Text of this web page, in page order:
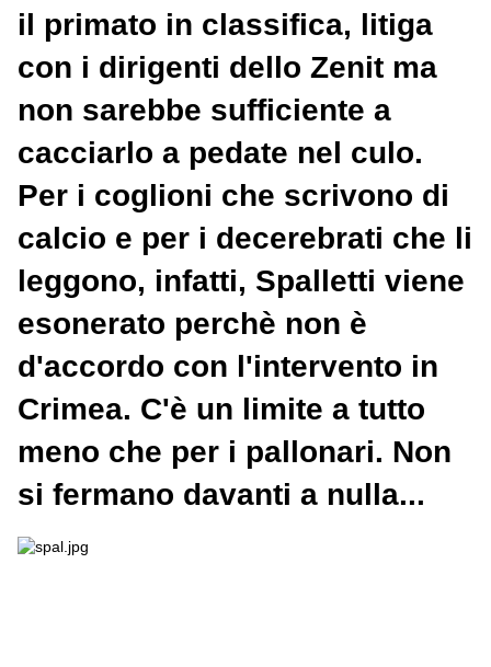
il primato in classifica, litiga
con i dirigenti dello Zenit ma
non sarebbe sufficiente a
cacciarlo a pedate nel culo.
Per i coglioni che scrivono di
calcio e per i decerebrati che li
leggono, infatti, Spalletti viene
esonerato perchè non è
d'accordo con l'intervento in
Crimea. C'è un limite a tutto
meno che per i pallonari. Non
si fermano davanti a nulla...